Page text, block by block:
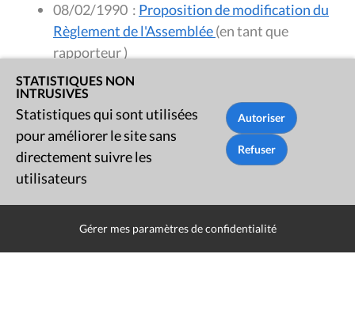
08/02/1990 : Proposition de modification du
Règlement de l'Assemblée(en tant que
rapporteur )
STATISTIQUES NON
INTRUSIVES
Statistiques qui sont utilisées
pour améliorer le site sans
directement suivre les
utilisateurs
Gérer mes paramètres de confidentialité
Rue du Lombard 77
1000 Bruxelles